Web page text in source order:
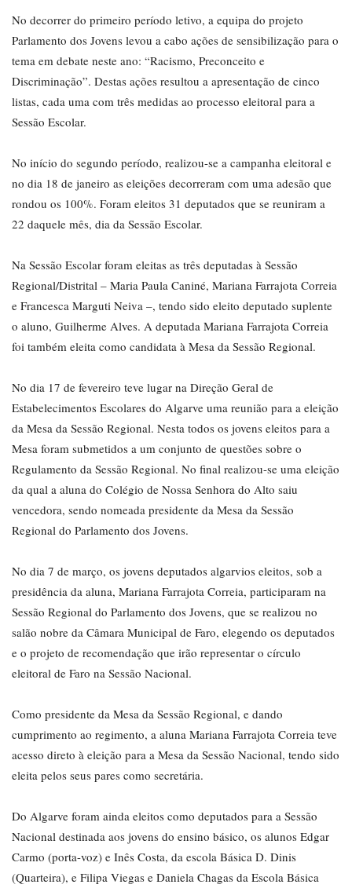
No decorrer do primeiro período letivo, a equipa do projeto
Parlamento dos Jovens levou a cabo ações de sensibilização para o
tema em debate neste ano: “Racismo, Preconceito e
Discriminação”. Destas ações resultou a apresentação de cinco
listas, cada uma com três medidas ao processo eleitoral para a
Sessão Escolar.
No início do segundo período, realizou-se a campanha eleitoral e
no dia 18 de janeiro as eleições decorreram com uma adesão que
rondou os 100%. Foram eleitos 31 deputados que se reuniram a
22 daquele mês, dia da Sessão Escolar.
Na Sessão Escolar foram eleitas as três deputadas à Sessão
Regional/Distrital – Maria Paula Caniné, Mariana Farrajota Correia
e Francesca Marguti Neiva –, tendo sido eleito deputado suplente
o aluno, Guilherme Alves. A deputada Mariana Farrajota Correia
foi também eleita como candidata à Mesa da Sessão Regional.
No dia 17 de fevereiro teve lugar na Direção Geral de
Estabelecimentos Escolares do Algarve uma reunião para a eleição
da Mesa da Sessão Regional. Nesta todos os jovens eleitos para a
Mesa foram submetidos a um conjunto de questões sobre o
Regulamento da Sessão Regional. No final realizou-se uma eleição
da qual a aluna do Colégio de Nossa Senhora do Alto saiu
vencedora, sendo nomeada presidente da Mesa da Sessão
Regional do Parlamento dos Jovens.
No dia 7 de março, os jovens deputados algarvios eleitos, sob a
presidência da aluna, Mariana Farrajota Correia, participaram na
Sessão Regional do Parlamento dos Jovens, que se realizou no
salão nobre da Câmara Municipal de Faro, elegendo os deputados
e o projeto de recomendação que irão representar o círculo
eleitoral de Faro na Sessão Nacional.
Como presidente da Mesa da Sessão Regional, e dando
cumprimento ao regimento, a aluna Mariana Farrajota Correia teve
acesso direto à eleição para a Mesa da Sessão Nacional, tendo sido
eleita pelos seus pares como secretária.
Do Algarve foram ainda eleitos como deputados para a Sessão
Nacional destinada aos jovens do ensino básico, os alunos Edgar
Carmo (porta-voz) e Inês Costa, da escola Básica D. Dinis
(Quarteira), e Filipa Viegas e Daniela Chagas da Escola Básica